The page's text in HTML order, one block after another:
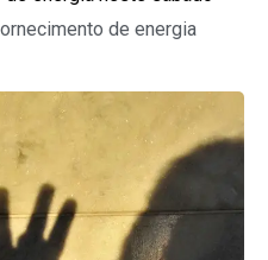
de energia